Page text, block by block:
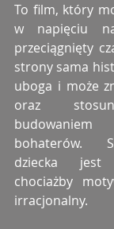
To film, który
w napięciu
przeciągnięty
strony sama
uboga i może
oraz
bohaterów.
dziecka jest
chociażby
irracjonalny.